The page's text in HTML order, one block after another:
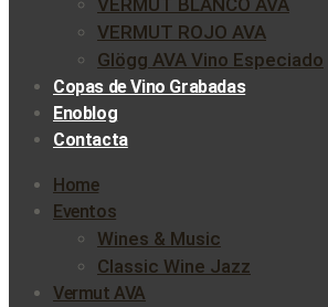
VERMUT BLANCO AVA
VERMUT ROJO AVA
Glögg AVA Vino Especiado
Copas de Vino Grabadas
Enoblog
Contacta
Home
Eventos
Wines & Music
Classic Wine Jazz
Vermut AVA